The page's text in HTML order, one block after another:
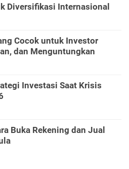
Diversifikasi Internasional
Cocok untuk Investor
dan Menguntungkan
Investasi Saat Krisis
Buka Rekening dan Jual